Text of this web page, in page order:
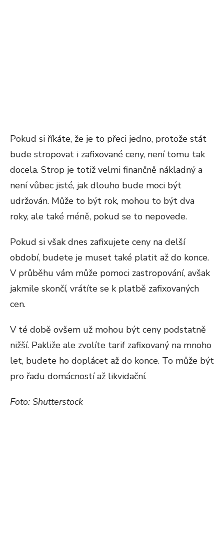
Pokud si říkáte, že je to přeci jedno, protože stát
bude stropovat i zafixované ceny, není tomu tak
docela. Strop je totiž velmi finančně nákladný a
není vůbec jisté, jak dlouho bude moci být
udržován. Může to být rok, mohou to být dva
roky, ale také méně, pokud se to nepovede.
Pokud si však dnes zafixujete ceny na delší
období, budete je muset také platit až do konce.
V průběhu vám může pomoci zastropování, avšak
jakmile skončí, vrátíte se k platbě zafixovaných
cen.
V té době ovšem už mohou být ceny podstatně
nižší. Pakliže ale zvolíte tarif zafixovaný na mnoho
let, budete ho doplácet až do konce. To může být
pro řadu domácností až likvidační.
Foto: Shutterstock